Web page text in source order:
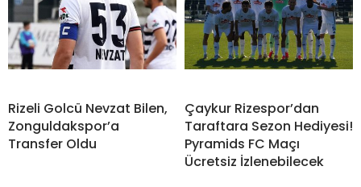
Rizeli Golcü Nevzat Bilen,
Zonguldakspor’a
Transfer Oldu
Çaykur Rizespor’dan
Taraftara Sezon Hediyesi!
Pyramids FC Maçı
Ücretsiz İzlenebilecek